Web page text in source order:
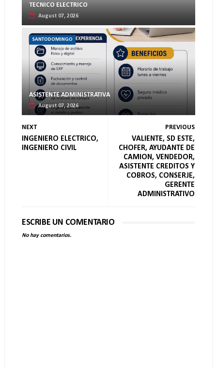
TECNICO ELECTRICO
August 07, 2026
SANTODOMINGO
ASISTENTE ADMINISTRATIVA
August 07, 2026
NEXT
INGENIERO ELECTRICO,
INGENIERO CIVIL
PREVIOUS
VALIENTE, SD ESTE,
CHOFER, AYUDANTE DE
CAMION, VENDEDOR,
ASISTENTE CREDITOS Y
COBROS, CONSERJE,
GERENTE
ADMINISTRATIVO
ESCRIBE UN COMENTARIO
No hay comentarios.